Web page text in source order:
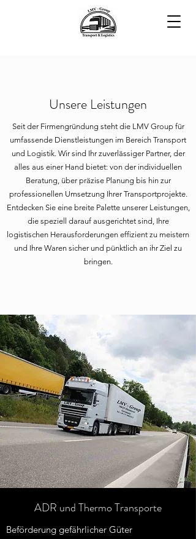
Unsere Leistungen
Seit der Firmengründung steht die LMV Group für
umfassende Dienstleistungen im Bereich Transport
und Logistik. Wir sind Ihr zuverlässiger Partner, der
alles aus einer Hand bietet: von der individuellen
Beratung, über präzise Planung bis hin zur
professionellen Umsetzung Ihrer Transportprojekte.
Entdecken Sie eine breite Palette unserer Leistungen,
die speziell darauf ausgerichtet sind, Ihre
logistischen Herausforderungen effizient zu meistern
und Ihre Waren sicher und pünktlich an ihr Ziel zu
bringen.
ADR und Thermo Transporte
Beförderung gefährlicher Güter